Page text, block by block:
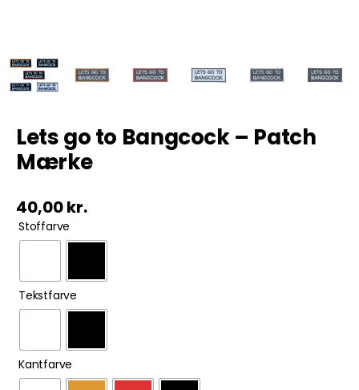
ØL & Spiritus
Tøj & Andre Varer
Rodkasse/Tilbud
Lets go to Bangcock – Patch
Mærke
40,00kr.
Stoffarve
Tekstfarve
Kantfarve